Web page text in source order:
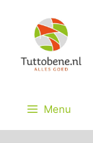
inhoud
Menu